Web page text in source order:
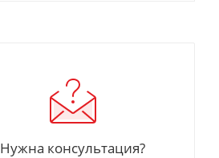
Нужна консультация?